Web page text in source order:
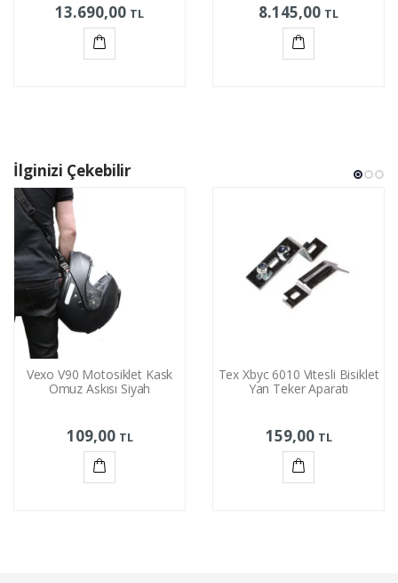
13.690,00 TL 8.145,00 TL
İlginizi Çekebilir
Vexo V90 Motosiklet Kask
Omuz Askısı Siyah
109,00 TL
Tex Xbyc 6010 Vitesli Bisiklet
Yan Teker Aparatı
159,00 TL